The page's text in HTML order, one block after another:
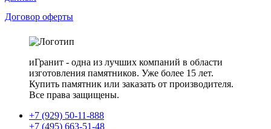
Договор оферты
иГранит - одна из лучших компаний в области
изготовления памятников. Уже более 15 лет.
Купить памятник или заказать от производителя.
Все права защищены.
+7 (929) 50-11-888
+7 (495) 663-51-48